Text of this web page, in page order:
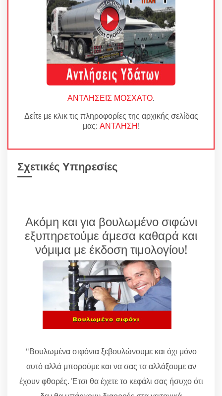
ΑΝΤΛΗΣΕΙΣ ΜΟΣΧΑΤΟ.
Δείτε με κλικ τις πληροφορίες της αρχικής σελίδας
μας: ΑΝΤΛΗΣΗ!
Σχετικές Υπηρεσίες
Ακόμη και για βουλωμένο σιφώνι
εξυπηρετούμε άμεσα καθαρά και
νόμιμα με έκδοση τιμολογίου!
"Βουλωμένα σιφόνια ξεβουλώνουμε και όχι μόνο
αυτό αλλά μπορούμε και να σας τα αλλάξουμε αν
έχουν φθορές. Έτσι θα έχετε το κεφάλι σας ήσυχο ότι